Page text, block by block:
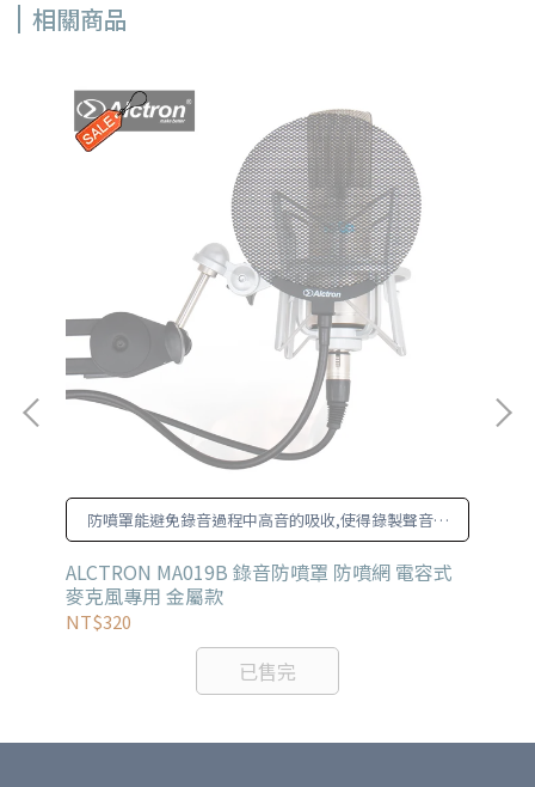
相關商品
防噴罩能避免錄音過程中高音的吸收,使得錄製聲音更
加真實自然。
ALCTRON MA019B 錄音防噴罩 防噴網 電容式
麥克風專用 金屬款
NT$320
已售完